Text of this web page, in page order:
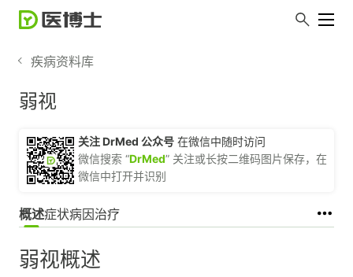
疾病资料库
弱视
关注 DrMed 公众号 在微信中随时访问
微信搜索 “DrMed” 关注或长按二维码图片保存，在
微信中打开并识别
概述症状病因治疗
弱视概述